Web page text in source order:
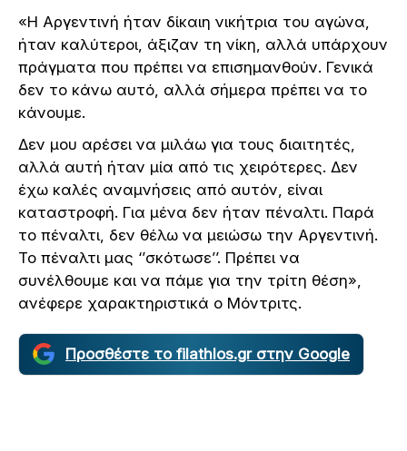
«Η Αργεντινή ήταν δίκαιη νικήτρια του αγώνα,
ήταν καλύτεροι, άξιζαν τη νίκη, αλλά υπάρχουν
πράγματα που πρέπει να επισημανθούν. Γενικά
δεν το κάνω αυτό, αλλά σήμερα πρέπει να το
κάνουμε.
Δεν μου αρέσει να μιλάω για τους διαιτητές,
αλλά αυτή ήταν μία από τις χειρότερες. Δεν
έχω καλές αναμνήσεις από αυτόν, είναι
καταστροφή. Για μένα δεν ήταν πέναλτι. Παρά
το πέναλτι, δεν θέλω να μειώσω την Αργεντινή.
Το πέναλτι μας ‘’σκότωσε’’. Πρέπει να
συνέλθουμε και να πάμε για την τρίτη θέση»,
ανέφερε χαρακτηριστικά ο Μόντριτς.
Προσθέστε το filathlos.gr στην Google